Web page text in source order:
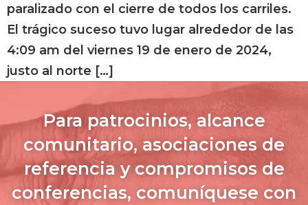
paralizado con el cierre de todos los carriles.
El trágico suceso tuvo lugar alrededor de las
4:09 am del viernes 19 de enero de 2024,
justo al norte […]
Para patrocinios, alcance
comunitario, asociaciones de
referencia y compromisos de
conferencias, comuníquese con